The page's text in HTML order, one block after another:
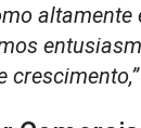
altamente
crescimento,”